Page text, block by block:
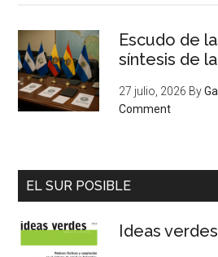
Escudo de
síntesis de
27 julio, 2026 By
Comment
EL SUR POSIBLE
Ideas verdes